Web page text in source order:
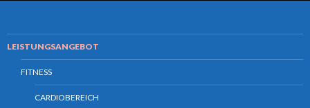
LEISTUNGSANGEBOT
FITNESS
CARDIOBEREICH